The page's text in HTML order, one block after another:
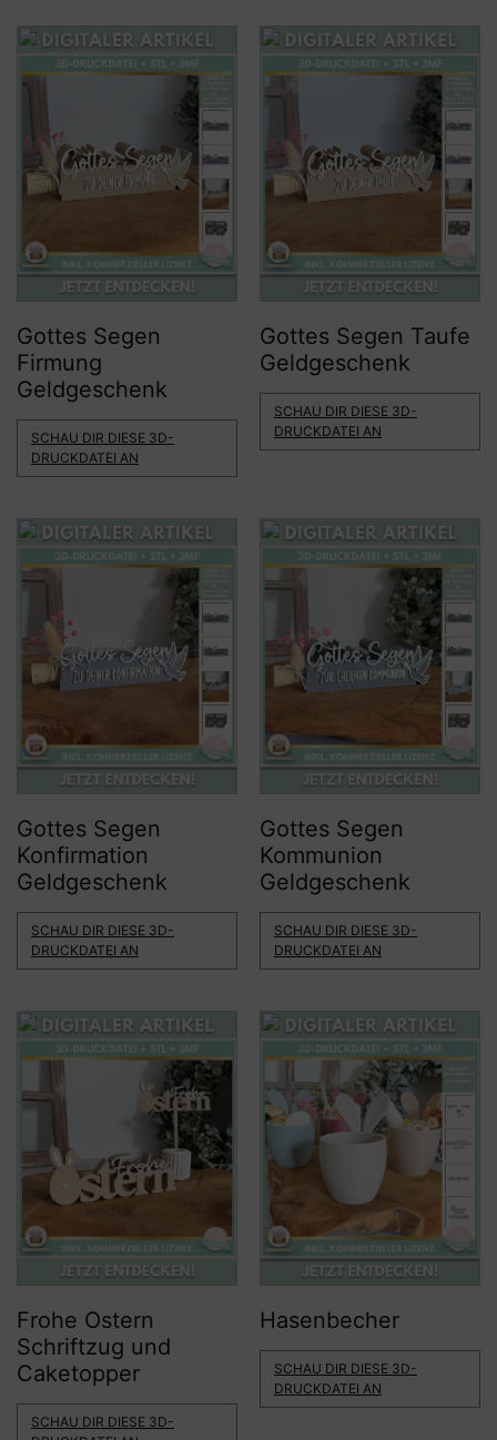
Gottes Segen
Firmung
Geldgeschenk
SCHAU DIR DIESE 3D-
DRUCKDATEI AN
Gottes Segen Taufe
Geldgeschenk
SCHAU DIR DIESE 3D-
DRUCKDATEI AN
Gottes Segen
Konfirmation
Geldgeschenk
SCHAU DIR DIESE 3D-
DRUCKDATEI AN
Gottes Segen
Kommunion
Geldgeschenk
SCHAU DIR DIESE 3D-
DRUCKDATEI AN
Frohe Ostern
Schriftzug und
Caketopper
SCHAU DIR DIESE 3D-
Hasenbecher
SCHAU DIR DIESE 3D-
DRUCKDATEI AN